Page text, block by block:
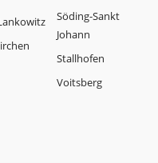
Söding-Sankt
Johann
Stallhofen
Voitsberg